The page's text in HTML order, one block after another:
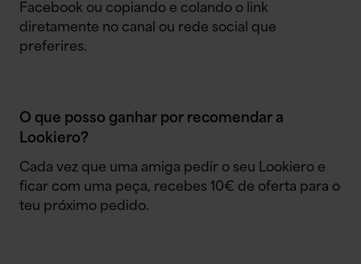
Facebook ou copiando e colando o link
diretamente no canal ou rede social que
preferires.
O que posso ganhar por recomendar a
Lookiero?
Cada vez que uma amiga pedir o seu Lookiero e
ficar com uma peça, recebes 10€ de oferta para o
teu próximo pedido.